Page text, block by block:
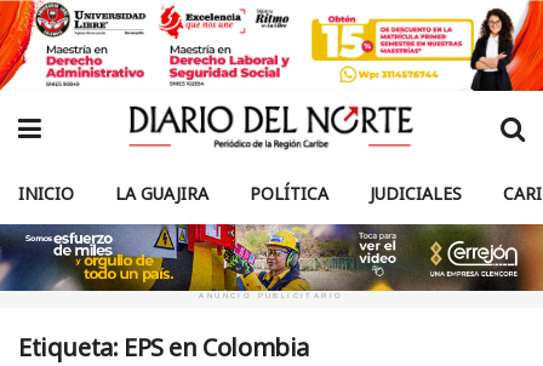
INICIO LA GUAJIRA POLÍTICA JUDICIALES
ANUNCIO PUBLICITARIO
Etiqueta: EPS en Colombia